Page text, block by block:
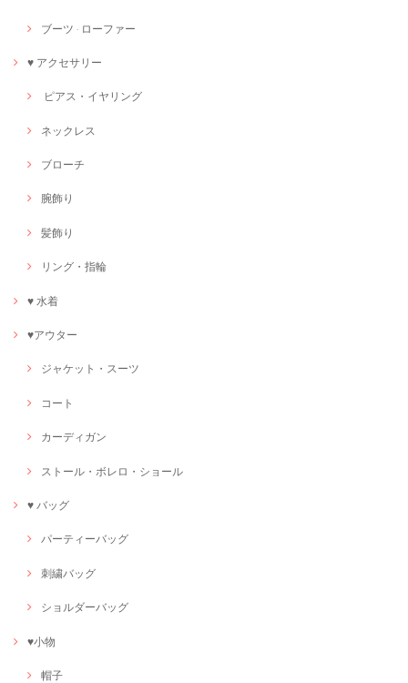
ブーツ · ローファー
♥ アクセサリー
ピアス・イヤリング
ネックレス
ブローチ
腕飾り
髪飾り
リング・指輪
♥ 水着
♥アウター
ジャケット・スーツ
コート
カーディガン
ストール・ボレロ・ショール
♥ バッグ
パーティーバッグ
刺繍バッグ
ショルダーバッグ
♥小物
帽子